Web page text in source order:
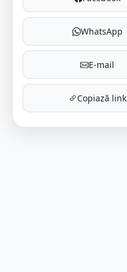
WhatsApp
E-mail
Copiază link